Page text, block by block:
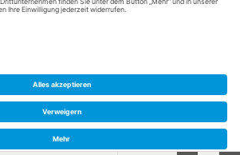
Ludwigsburg ·Kontakt·Datenschutz·Impressum
www.media-creativ-team.de